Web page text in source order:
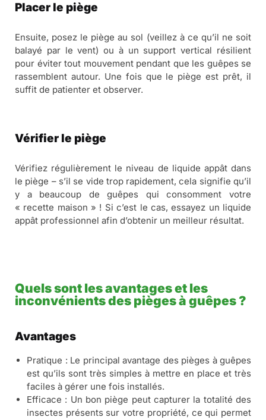
Placer le piège
Ensuite, posez le piège au sol (veillez à ce qu’il ne soit
balayé par le vent) ou à un support vertical résilient
pour éviter tout mouvement pendant que les guêpes se
rassemblent autour. Une fois que le piège est prêt, il
suffit de patienter et observer.
Vérifier le piège
Vérifiez régulièrement le niveau de liquide appât dans
le piège – s’il se vide trop rapidement, cela signifie qu’il
y a beaucoup de guêpes qui consomment votre
« recette maison » ! Si c’est le cas, essayez un liquide
appât professionnel afin d’obtenir un meilleur résultat.
Quels sont les avantages et les
inconvénients des pièges à guêpes ?
Avantages
Pratique : Le principal avantage des pièges à guêpes
est qu’ils sont très simples à mettre en place et très
faciles à gérer une fois installés.
Efficace : Un bon piège peut capturer la totalité des
insectes présents sur votre propriété, ce qui permet